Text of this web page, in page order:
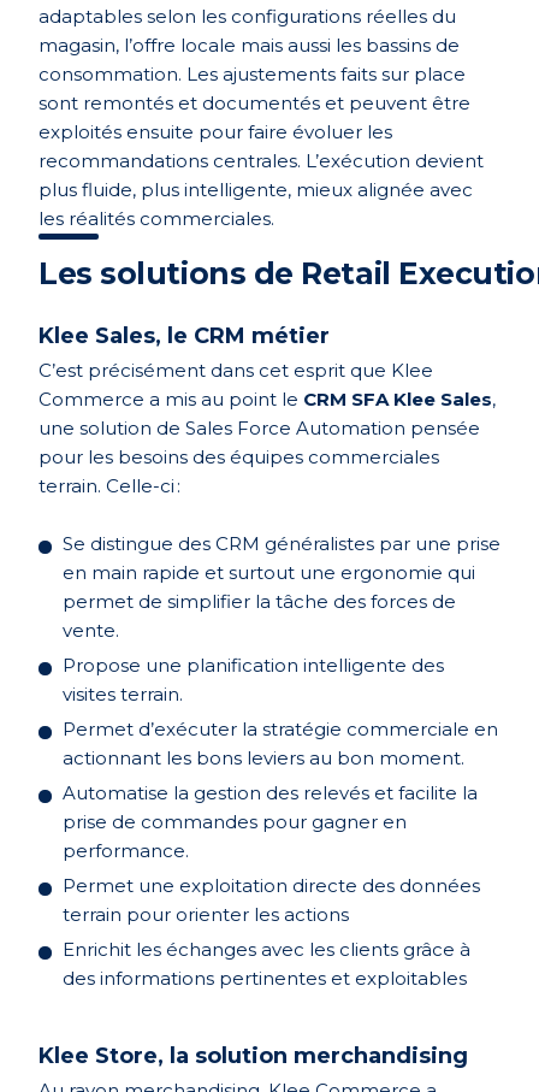
adaptables selon les configurations réelles du
magasin, l’offre locale mais aussi les bassins de
consommation. Les ajustements faits sur place
sont remontés et documentés et peuvent être
exploités ensuite pour faire évoluer les
recommandations centrales. L’exécution devient
plus fluide, plus intelligente, mieux alignée avec
les réalités commerciales.
Les solutions de Retail
Klee Sales, le CRM métier
C’est précisément dans cet esprit que Klee
Commerce a mis au point le CRM SFA Klee Sales,
une solution de Sales Force Automation pensée
pour les besoins des équipes commerciales
terrain. Celle-ci :
Se distingue des CRM généralistes par une prise
en main rapide et surtout une ergonomie qui
permet de simplifier la tâche des forces de
vente.
Propose une planification intelligente des
visites terrain.
Permet d’exécuter la stratégie commerciale en
actionnant les bons leviers au bon moment.
Automatise la gestion des relevés et facilite la
prise de commandes pour gagner en
performance.
Permet une exploitation directe des données
terrain pour orienter les actions
Enrichit les échanges avec les clients grâce à
des informations pertinentes et exploitables
Klee Store, la solution merchandising